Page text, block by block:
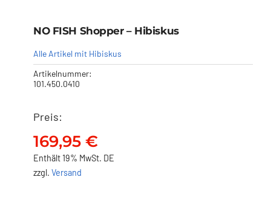
169,95
NO FISH Shopper – Hibiskus
Alle Artikel mit Hibiskus
Artikelnummer:
101.450.0410
Preis:
169,95 €
Enthält 19% MwSt. DE
zzgl. Versand